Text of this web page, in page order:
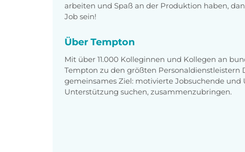
arbeiten und Spaß an der Produktion haben,
Job sein!
Über Tempton
Mit über 11.000 Kolleginnen und Kollegen an
Tempton zu den größten Personaldienstleistern
gemeinsames Ziel: motivierte Jobsuchende
Unterstützung suchen, zusammenzubringen.